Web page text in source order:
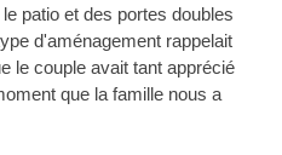
patio et des portes doubles
d'aménagement rappelait
le couple avait tant apprécié
que la famille nous a